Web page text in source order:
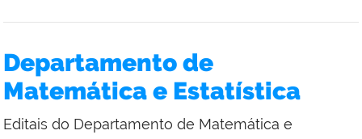
Departamento de
Matemática e Estatística
Editais do Departamento de Matemática e